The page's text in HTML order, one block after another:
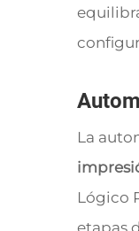
La
Lógico
etapas